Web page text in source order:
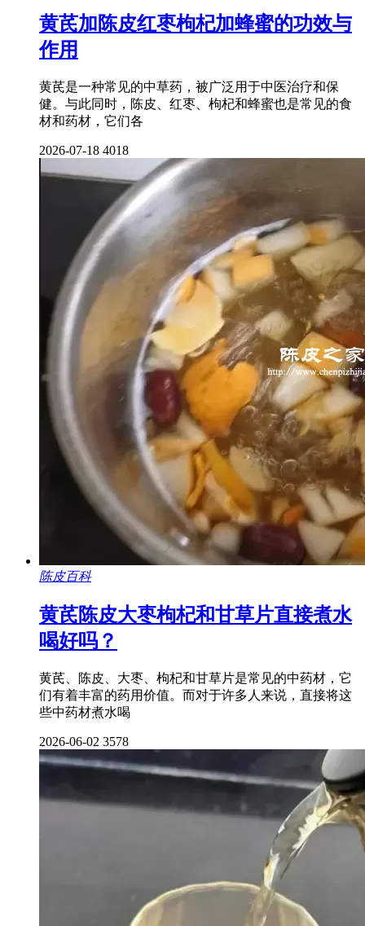
黄芪加陈皮红枣枸杞加蜂蜜的功效与
作用
黄芪是一种常见的中草药，被广泛用于中医治疗和保
健。与此同时，陈皮、红枣、枸杞和蜂蜜也是常见的食
材和药材，它们各
2026-07-18 4018
陈皮百科
黄芪陈皮大枣枸杞和甘草片直接煮水
喝好吗？
黄芪、陈皮、大枣、枸杞和甘草片是常见的中药材，它
们有着丰富的药用价值。而对于许多人来说，直接将这
些中药材煮水喝
2026-06-02 3578